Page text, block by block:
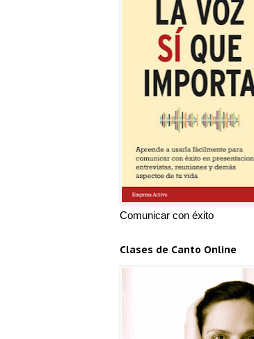
Comunicar con éxito
Clases de Canto Online